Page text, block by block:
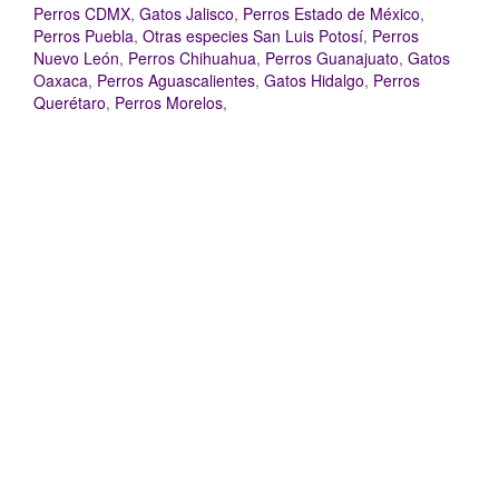
Perros CDMX, Gatos Jalisco, Perros Estado de México,
Perros Puebla, Otras especies San Luis Potosí, Perros
Nuevo León, Perros Chihuahua, Perros Guanajuato, Gatos
Oaxaca, Perros Aguascalientes, Gatos Hidalgo, Perros
Querétaro, Perros Morelos,